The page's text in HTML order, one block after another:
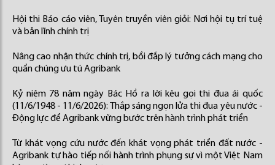
Hội thi Báo cáo viên, Tuyên truyền viên giỏi: Nơi hội tụ trí tuệ
và bản lĩnh chính trị
Nâng cao nhận thức chính trị, bồi đắp lý tưởng cách mạng cho
quần chúng ưu tú Agribank
Kỷ niệm 78 năm ngày Bác Hồ ra lời kêu gọi thi đua ái quốc
(11/6/1948 - 11/6/2026): Thắp sáng ngọn lửa thi đua yêu nước -
Động lực để Agribank vững bước trên hành trình phát triển
Từ khát vọng cứu nước đến khát vọng phát triển đất nước -
Agribank tự hào tiếp nối hành trình phụng sự vì một Việt Nam